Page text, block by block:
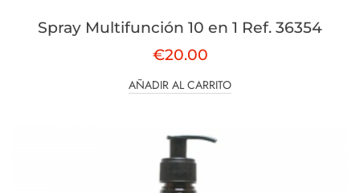
Spray Multifunción 10 en 1 Ref. 36354
€20.00
AÑADIR AL CARRITO